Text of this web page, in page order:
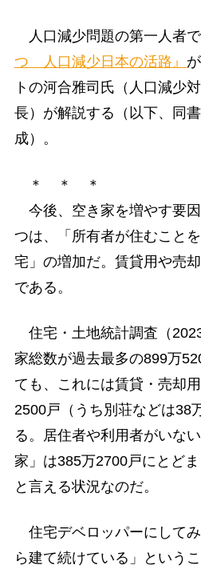
人口減少問題の第一人者で
つ 人口減少日本の活路』
トの河合雅司氏（人口減少
長）が解説する（以下、同
成）。
＊ ＊ ＊
今後、空き家を増やす要
つは、「所有者が住むこと
宅」の増加だ。賃貸用や売
である。
住宅・土地統計調査（
家総数が過去最多の899万
ても、これには賃貸・売却
2500戸（うち別荘などは38
る。居住者や利用者がいな
家」は385万2700戸にとど
と言える状況なのだ。
住宅デベロッパーにして
ら建て続けている」という